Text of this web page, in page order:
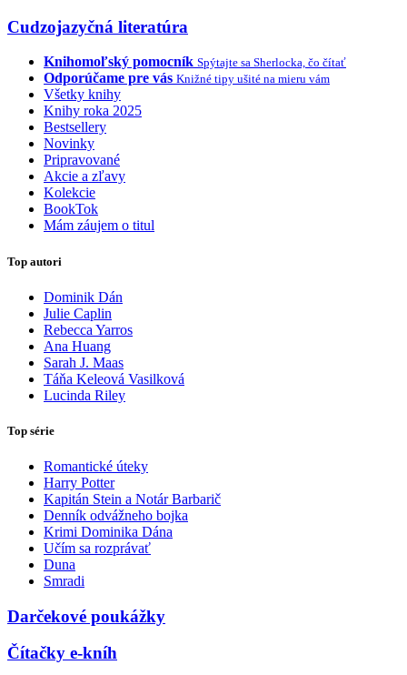
Cudzojazyčná literatúra
Knihomoľský pomocník Spýtajte sa Sherlocka, čo čítať
Odporúčame pre vás Knižné tipy ušité na mieru vám
Všetky knihy
Knihy roka 2025
Bestsellery
Novinky
Pripravované
Akcie a zľavy
Kolekcie
BookTok
Mám záujem o titul
Top autori
Dominik Dán
Julie Caplin
Rebecca Yarros
Ana Huang
Sarah J. Maas
Táňa Keleová Vasilková
Lucinda Riley
Top série
Romantické úteky
Harry Potter
Kapitán Stein a Notár Barbarič
Denník odvážneho bojka
Krimi Dominika Dána
Učím sa rozprávať
Duna
Smradi
Darčekové poukážky
Čítačky e-kníh